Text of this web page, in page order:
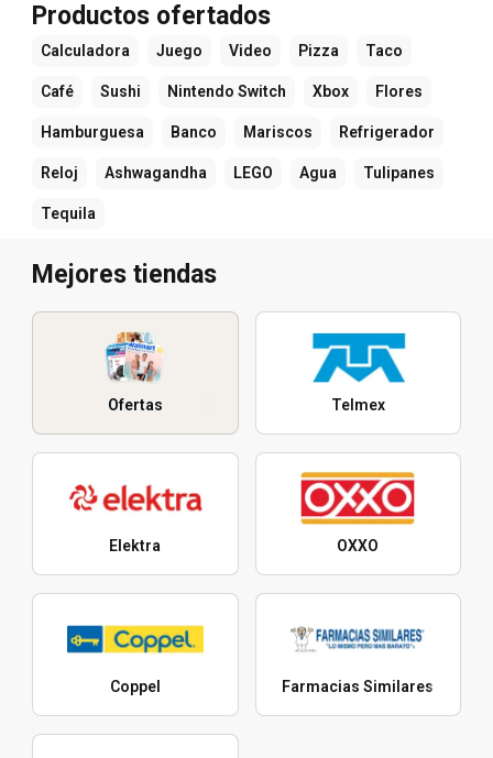
Productos ofertados
Calculadora Juego Video Pizza Taco
Café Sushi Nintendo Switch Xbox Flores
Hamburguesa Banco Mariscos Refrigerador
Reloj Ashwagandha LEGO Agua Tulipanes
Tequila
Mejores tiendas
Ofertas Telmex
Elektra OXXO
Coppel Farmacias Similares